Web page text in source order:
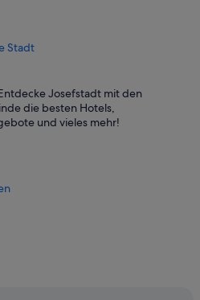
Stadt
Josefstadt
Josefstadt mit den
die besten Hotels,
und vieles mehr!